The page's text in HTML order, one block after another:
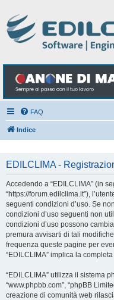
FAQ
Indice
EDILCLIMA -
Accedendo a “EDILCLIMA” (in
“https://forum.edilclima.it”),
seguenti condizioni d’uso. Se
condizioni d’uso seguenti non
condizioni d’uso possono
premura avvisarti di tali
frequenza queste pagine per
“EDILCLIMA” implica la
“EDILCLIMA” utilizza il sistema
“www.phpbb.com”, “phpBB
creazione di comunità web